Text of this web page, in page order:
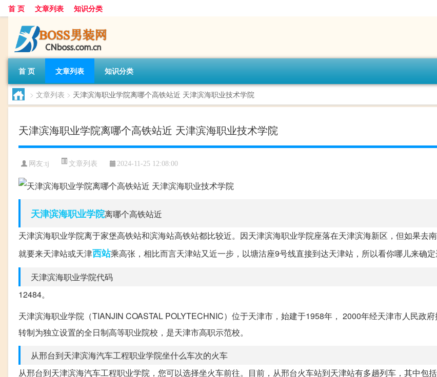
首 页 文章列表 知识分类
首 页 文章列表 知识分类
> 文章列表 > 天津滨海职业学院离哪个高铁站近 天津滨海职业技术学院
天津滨海职业学院离哪个高铁站近 天津滨海职业技术学院
网友:tj 文章列表 2024-11-25 12:08:00
天津滨海职业学院离哪个高铁站近
天津滨海职业学院离于家堡高铁站和滨海站高铁站都比较近。因天津滨海职业学院座落在天津滨海新区，但如果去
就要来天津站或天津西站乘高张，相比而言天津站又近一步，以塘沽座9号线直接到达天津站，所以看你哪儿来确定
天津滨海职业学院代码
12484。
天津滨海职业学院（TIANJIN COASTAL POLYTECHNIC）位于天津市，始建于1958年， 2000年经天津市人民政
转制为独立设置的全日制高等职业院校，是天津市高职示范校。
从邢台到天津滨海汽车工程职业学院坐什么车次的火车
从邢台到天津滨海汽车工程职业学院，您可以选择坐火车前往。目前，从邢台火车站到天津站有多趟列车，其中包